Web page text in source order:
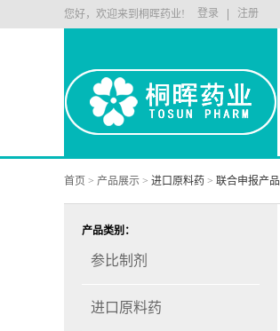
您好，欢迎来到桐晖药业! 注册
登录
首页 > 产品展示 > 进口原料药 > 联合申报产品
产品类别：
参比制剂
进口原料药